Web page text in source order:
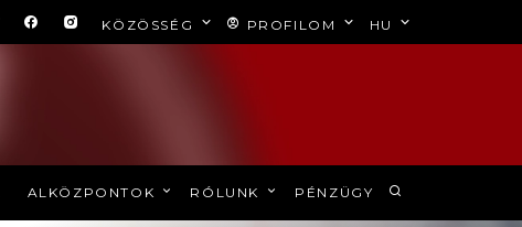
KÖZÖSSÉG PROFILOM HU
ALKÖZPONTOK RÓLUNK PÉNZÜGY